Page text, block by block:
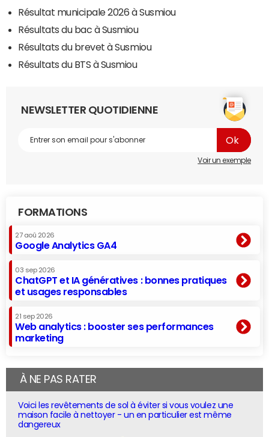
Résultat municipale 2026 à Susmiou
Résultats du bac à Susmiou
Résultats du brevet à Susmiou
Résultats du BTS à Susmiou
NEWSLETTER QUOTIDIENNE
Voir un exemple
FORMATIONS
27 aoû 2026
Google Analytics GA4
03 sep 2026
ChatGPT et IA génératives : bonnes pratiques
et usages responsables
21 sep 2026
Web analytics : booster ses performances
marketing
À NE PAS RATER
Voici les revêtements de sol à éviter si vous voulez une
maison facile à nettoyer - un en particulier est même
dangereux